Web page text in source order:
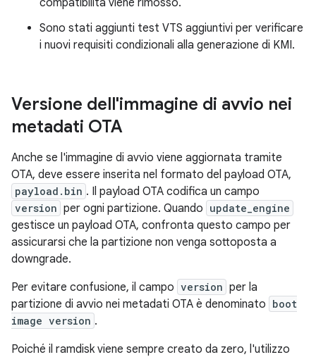
compatibilità viene rimosso.
Sono stati aggiunti test VTS aggiuntivi per verificare
i nuovi requisiti condizionali alla generazione di KMI.
Versione dell'immagine di avvio nei
metadati OTA
Anche se l'immagine di avvio viene aggiornata tramite
OTA, deve essere inserita nel formato del payload OTA,
payload.bin . Il payload OTA codifica un campo
version per ogni partizione. Quando update_engine
gestisce un payload OTA, confronta questo campo per
assicurarsi che la partizione non venga sottoposta a
downgrade.
Per evitare confusione, il campo version per la
partizione di avvio nei metadati OTA è denominato boot
image version .
Poiché il ramdisk viene sempre creato da zero, l'utilizzo